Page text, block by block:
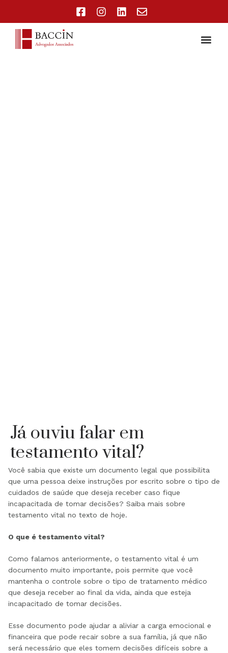
Já ouviu falar em
testamento vital?
Você sabia que existe um documento legal que possibilita
que uma pessoa deixe instruções por escrito sobre o tipo de
cuidados de saúde que deseja receber caso fique
incapacitada de tomar decisões? Saiba mais sobre
testamento vital no texto de hoje.
O que é testamento vital?
Como falamos anteriormente, o testamento vital é um
documento muito importante, pois permite que você
mantenha o controle sobre o tipo de tratamento médico
que deseja receber ao final da vida, ainda que esteja
incapacitado de tomar decisões.
Esse documento pode ajudar a aliviar a carga emocional e
financeira que pode recair sobre a sua família, já que não
será necessário que eles tomem decisões difíceis sobre a